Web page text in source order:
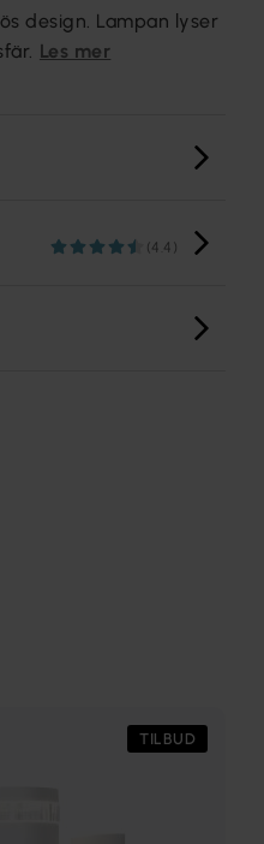
design. Lampan lyser
Les mer
(4.4)
TILBUD